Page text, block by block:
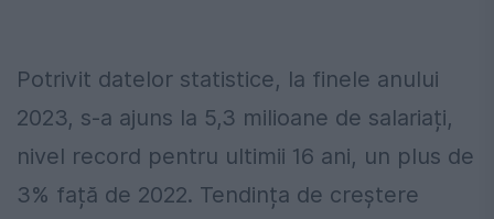
Potrivit datelor statistice, la finele anului
2023, s-a ajuns la 5,3 milioane de salariați,
nivel record pentru ultimii 16 ani, un plus de
3% față de 2022. Tendința de creștere